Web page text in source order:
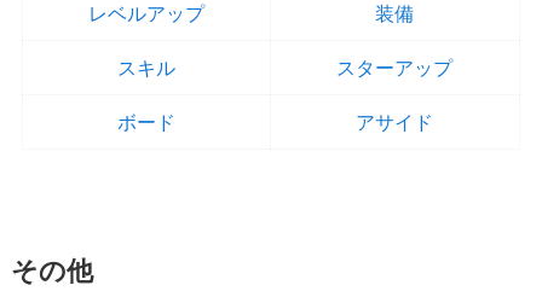
レベルアップ 装備
スキル スターアップ
ボード アサイド
その他